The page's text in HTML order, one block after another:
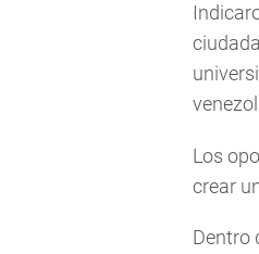
Los
crear
Dentro